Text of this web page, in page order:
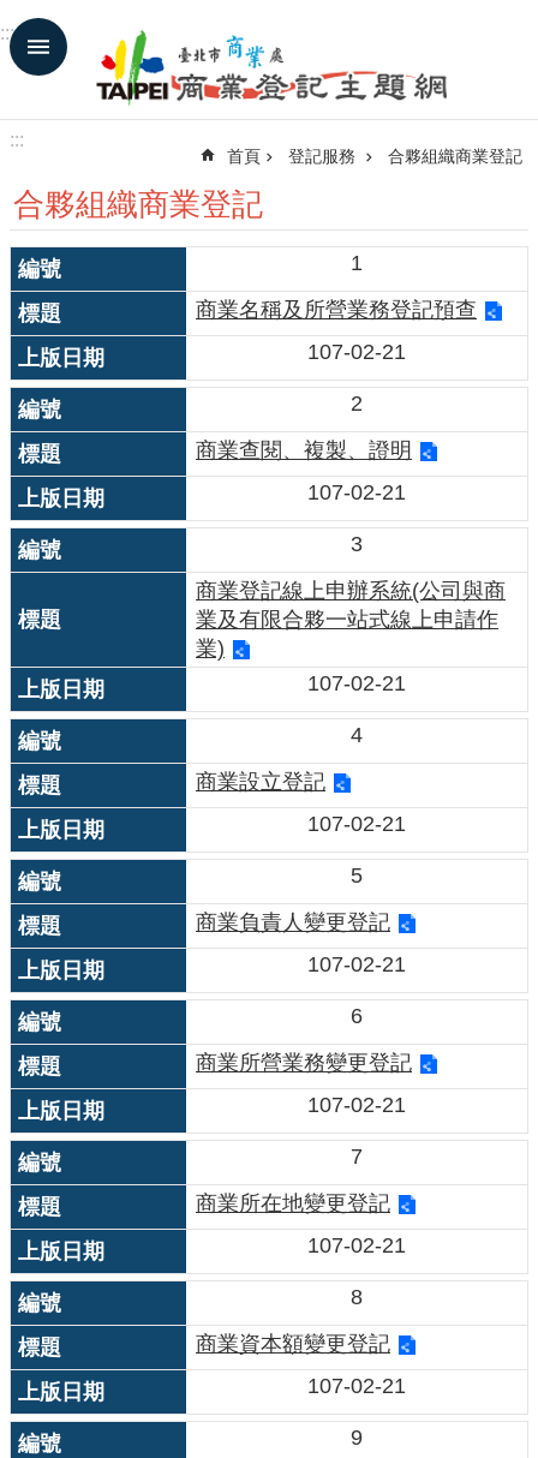
跳到主要內容區塊
進
尋
登
記
服
務
法
規
查
詢
基
本
資
料
查
案
件
進
度
查
詢
表
格
下
載
查
名
其
他
服
務
線
上
申
請
常
見
問
答
相
關
連
結
:::
:::
首頁 登記服務 合夥組織商業登記
合夥組織商業登記
1
商業名稱及所營業務登記預查
107-02-21
2
商業查閱、複製、證明
107-02-21
3
商業登記線上申辦系統(公司與商
業及有限合夥一站式線上申請作
業)
107-02-21
4
商業設立登記
107-02-21
5
商業負責人變更登記
107-02-21
6
商業所營業務變更登記
107-02-21
7
商業所在地變更登記
107-02-21
8
商業資本額變更登記
107-02-21
9